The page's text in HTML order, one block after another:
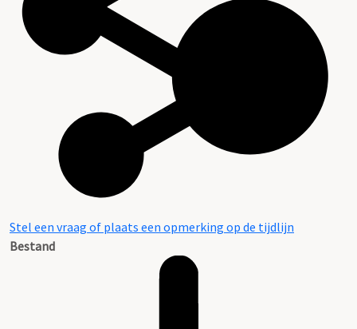
Stel een vraag of plaats een opmerking op de tijdlijn
Bestand